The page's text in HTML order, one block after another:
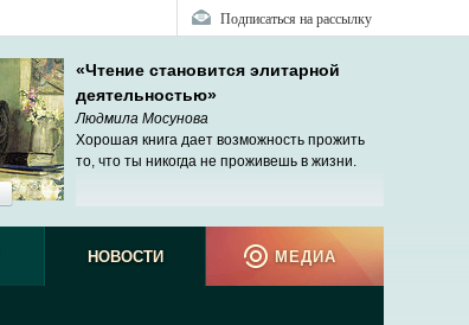
Подписаться на рассылку
«Чтение становится элитарной
деятельностью»
Людмила Мосунова
Хорошая книга дает возможность прожить
то, что ты никогда не проживешь в жизни.
НОВОСТИ МЕДИА